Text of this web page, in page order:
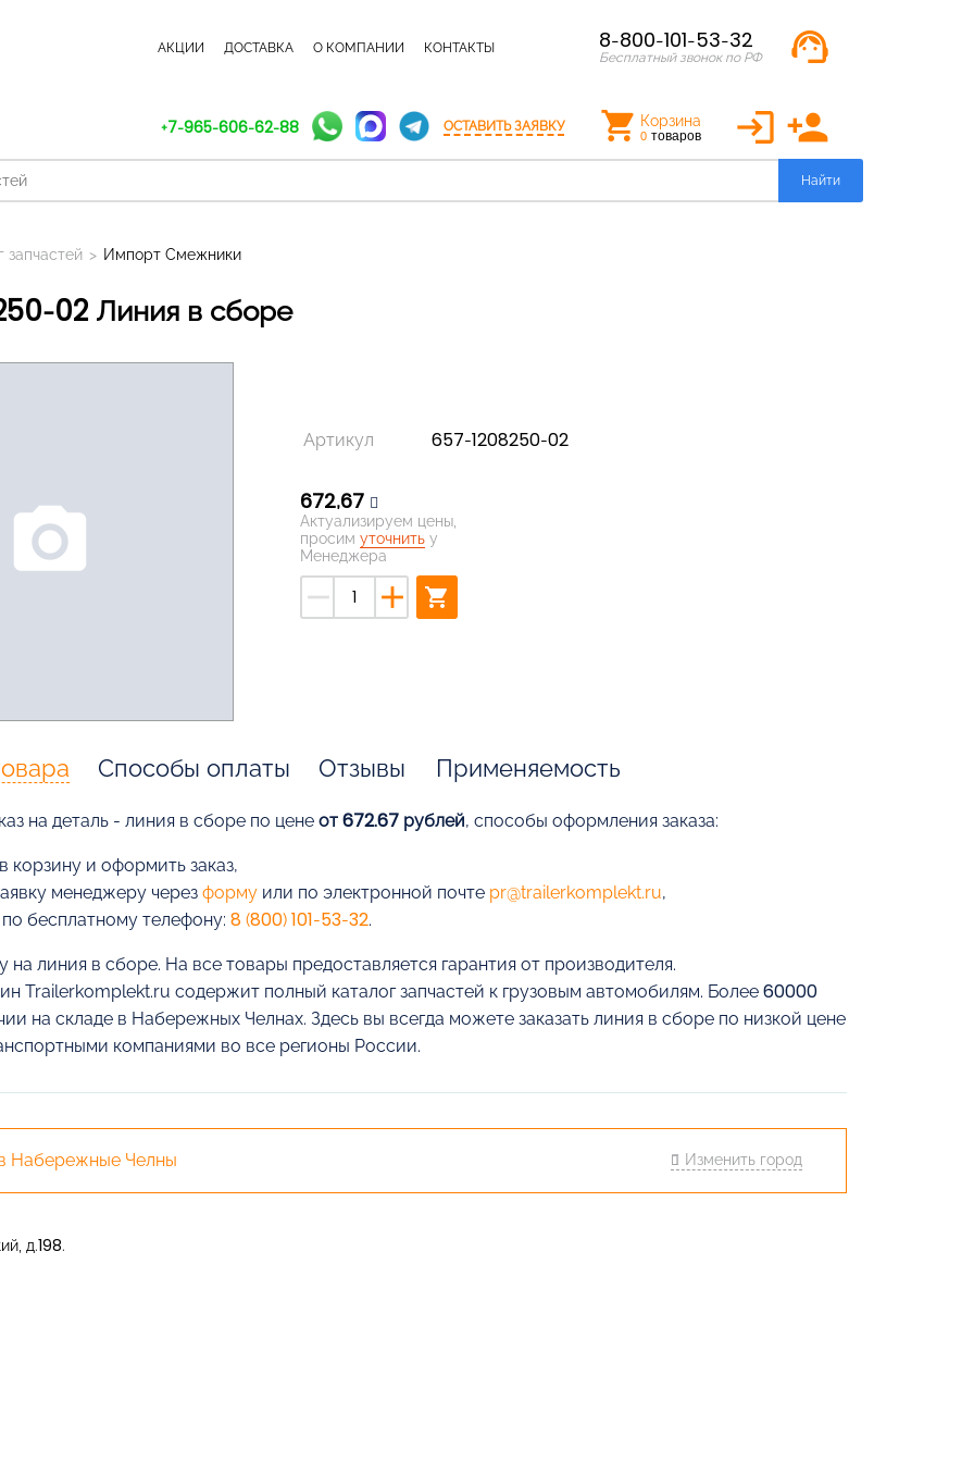
АКЦИИ ДОСТАВКА О КОМПАНИИ КОНТАКТЫ 8-800-101-53-32
Бесплатный звонок по РФ support_agent
+7-965-606-62-88 ОСТАВИТЬ ЗАЯВКУ Корзина
0 товаров login person_add
Найти
запчастей > Импорт Смежники
02 Линия в сборе
photo_camera
Артикул 657-1208250-02
672,67
Актуализируем цены,
просим уточнитьу
Менеджера
remove add shopping_cart
Способы оплаты Отзывы Применяемость
на деталь - линия в сборе по цене от 672.67 рублей, способы оформления заказа:
корзину и оформить заказ,
менеджеру через формуили по электронной почте pr@trailerkomplekt.ru,
бесплатному телефону: 8 (800) 101-53-32.
на линия в сборе. На все товары предоставляется гарантия от производителя.
Trailerkomplekt.ru содержит полный каталог запчастей к грузовым автомобилям. Более 60000
на складе в Набережных Челнах. Здесь вы всегда можете заказать линия в сборе по низкой цене
компаниями во все регионы России.
Набережные Челны Изменить город
д.198.